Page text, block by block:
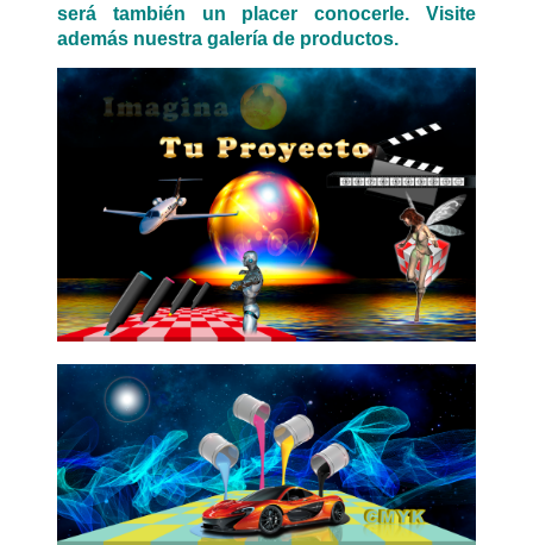
será también un placer conocerle. Visite
además nuestra galería de productos.